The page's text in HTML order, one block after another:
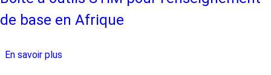
pour
le
pour
de base en Afrique
En savoir plus